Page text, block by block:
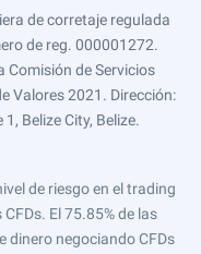
de corretaje regulada
de reg. 000001272.
Comisión de Servicios
Valores 2021. Dirección:
Belize City, Belize.
de riesgo en el trading
El 75.85% de las
dinero negociando CFDs